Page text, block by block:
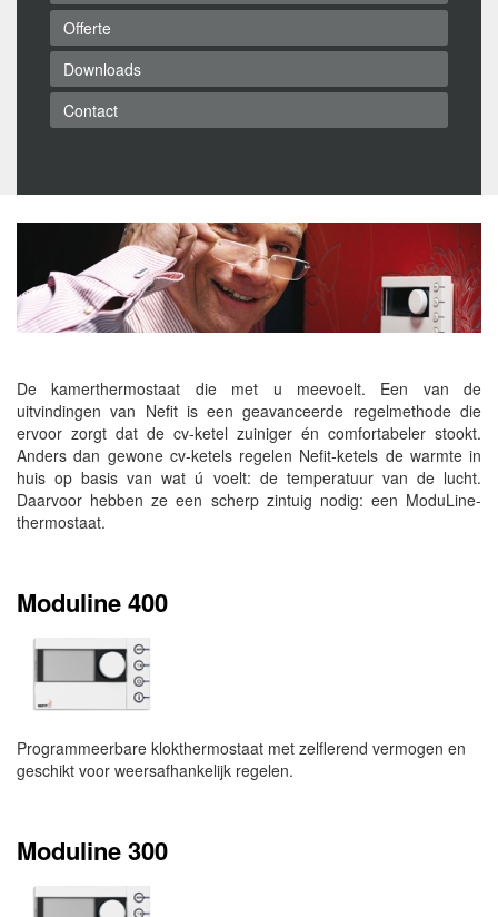
Offerte
Downloads
Contact
De kamerthermostaat die met u meevoelt. Een van de
uitvindingen van Nefit is een geavanceerde regelmethode die
ervoor zorgt dat de cv-ketel zuiniger én comfortabeler stookt.
Anders dan gewone cv-ketels regelen Nefit-ketels de warmte in
huis op basis van wat ú voelt: de temperatuur van de lucht.
Daarvoor hebben ze een scherp zintuig nodig: een ModuLine-
thermostaat.
Moduline 400
Programmeerbare klokthermostaat met zelflerend vermogen en
geschikt voor weersafhankelijk regelen.
Moduline 300